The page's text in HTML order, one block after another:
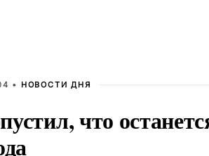
• НОВОСТИ ДНЯ
что